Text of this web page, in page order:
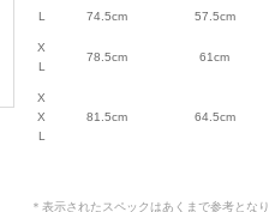
L 74.5cm 57.5cm
X
L
78.5cm 61cm
X
X
L
81.5cm 64.5cm
＊表示されたスペックはあくまで参考となり